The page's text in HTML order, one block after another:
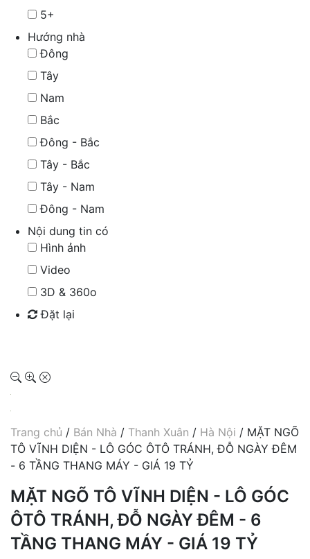
5+
Hướng nhà
Đông
Tây
Nam
Bắc
Đông - Bắc
Tây - Bắc
Tây - Nam
Đông - Nam
Nội dung tin có
Hình ảnh
Video
3D & 360o
Đặt lại
Trang chủ / Bán Nhà / Thanh Xuân / Hà Nội / MẶT NGÕ
TÔ VĨNH DIỆN - LÔ GÓC ÔTÔ TRÁNH, ĐỖ NGÀY ĐÊM
- 6 TẦNG THANG MÁY - GIÁ 19 TỶ
MẶT NGÕ TÔ VĨNH DIỆN - LÔ GÓC
ÔTÔ TRÁNH, ĐỖ NGÀY ĐÊM - 6
TẦNG THANG MÁY - GIÁ 19 TỶ